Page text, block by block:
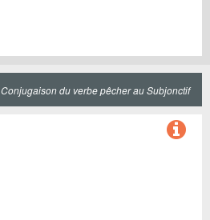
Conjugaison du verbe pêcher au Subjonctif